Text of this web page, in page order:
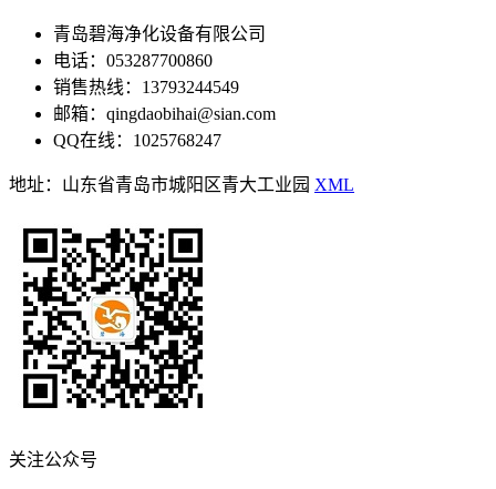
青岛碧海净化设备有限公司
电话：053287700860
销售热线：13793244549
邮箱：qingdaobihai@sian.com
QQ在线：1025768247
地址：山东省青岛市城阳区青大工业园 XML
关注公众号